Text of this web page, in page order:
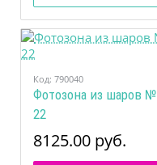
Код: 790040
Фотозона из шаров №
22
8125.00 руб.